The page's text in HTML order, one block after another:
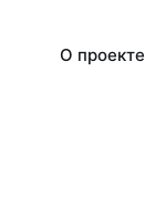
О проекте